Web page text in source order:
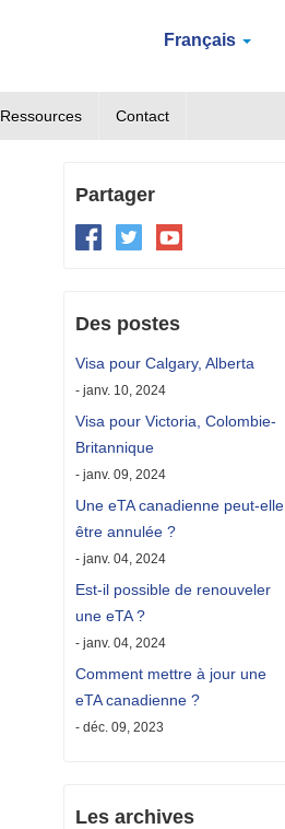
Français
Ressources Contact
Partager
Des postes
Visa pour Calgary, Alberta
- janv. 10, 2024
Visa pour Victoria, Colombie-
Britannique
- janv. 09, 2024
Une eTA canadienne peut-elle
être annulée ?
- janv. 04, 2024
Est-il possible de renouveler
une eTA ?
- janv. 04, 2024
Comment mettre à jour une
eTA canadienne ?
- déc. 09, 2023
Les archives